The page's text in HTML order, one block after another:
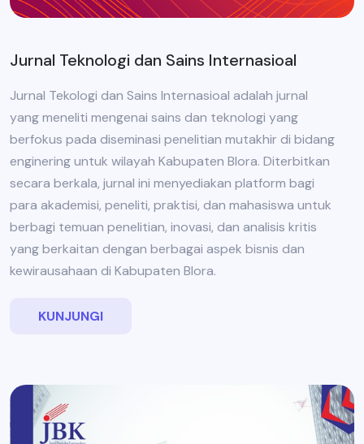
Jurnal Teknologi dan Sains Internasioal
Jurnal Tekologi dan Sains Internasioal adalah jurnal
yang meneliti mengenai sains dan teknologi yang
berfokus pada diseminasi penelitian mutakhir di bidang
enginering untuk wilayah Kabupaten Blora. Diterbitkan
secara berkala, jurnal ini menyediakan platform bagi
para akademisi, peneliti, praktisi, dan mahasiswa untuk
berbagi temuan penelitian, inovasi, dan analisis kritis
yang berkaitan dengan berbagai aspek bisnis dan
kewirausahaan di Kabupaten Blora.
KUNJUNGI